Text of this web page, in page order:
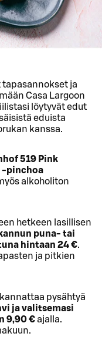
ja
Casa Largoon
löytyvät edut
eduista
kanssa.
519 Pink
-pinchoa
alkoholiton
hetkeen lasillisen
puna- tai
hintaan 24 €.
ja pitkien
pysähtyä
ja valitsemasi
9,90 €ajalla.